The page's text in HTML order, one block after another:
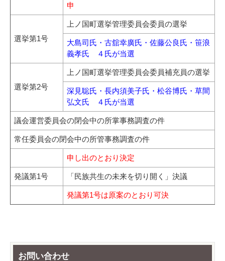
申
選挙第1号
上ノ国町選挙管理委員会委員の選挙
大島司氏・古舘幸廣氏・佐藤公良氏・笹浪
義孝氏 ４氏が当選
選挙第2号
上ノ国町選挙管理委員会委員補充員の選挙
深見聡氏・長内須美子氏・松谷博氏・草間
弘文氏 ４氏が当選
議会運営委員会の閉会中の所掌事務調査の件
常任委員会の閉会中の所管事務調査の件
申し出のとおり決定
発議第1号 「民族共生の未来を切り開く」決議
発議第1号は原案のとおり可決
お問い合わせ